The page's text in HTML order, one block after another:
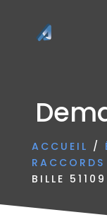
ACCUEIL /
BILLE